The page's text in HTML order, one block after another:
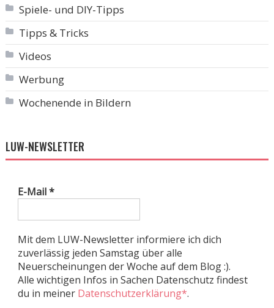
Spiele- und DIY-Tipps
Tipps & Tricks
Videos
Werbung
Wochenende in Bildern
LUW-NEWSLETTER
E-Mail*
Mit dem LUW-Newsletter informiere ich dich
zuverlässig jeden Samstag über alle
Neuerscheinungen der Woche auf dem Blog :).
Alle wichtigen Infos in Sachen Datenschutz findest
du in meiner Datenschutzerklärung*.